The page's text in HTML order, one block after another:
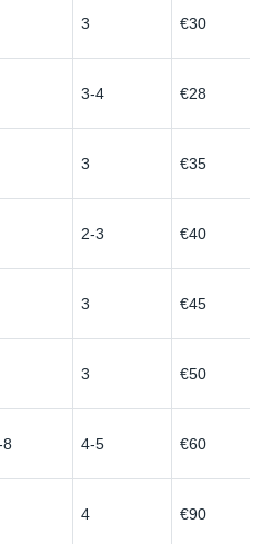
3 €30
3-4 €28
3 €35
2-3 €40
3 €45
3 €50
4-5 €60
4 €90